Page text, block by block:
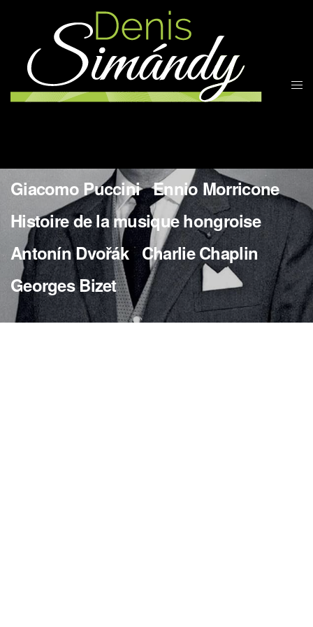
More Works
Wladyslaw Szpilman
Giacomo Puccini Ennio Morricone
Histoire de la musique hongroise
Antonín Dvořák Charlie Chaplin
Georges Bizet